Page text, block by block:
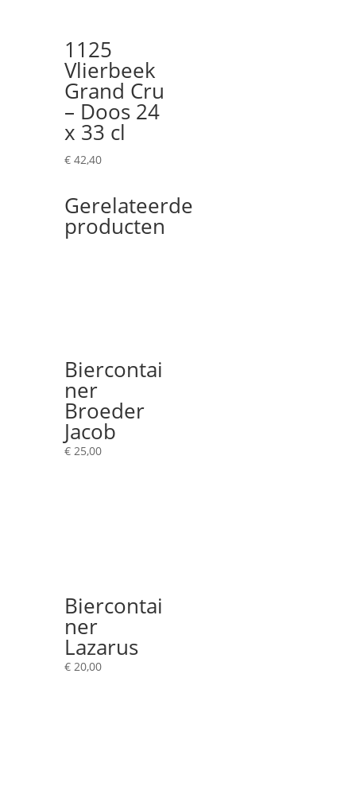
1125
Vlierbeek
Grand Cru
– Doos 24
x 33 cl
€42,40
Gerelateerde
producten
Biercontai
ner
Broeder
Jacob
€25,00
Biercontai
ner
Lazarus
€20,00